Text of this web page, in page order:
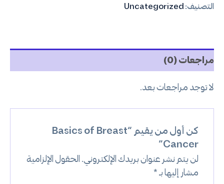
التصنيف: Uncategorized
مراجعات (0)
لا توجد مراجعات بعد.
كن أول من يقيم “Basics of Breast
Cancer”
لن يتم نشر عنوان بريدك الإلكتروني. الحقول الإلزامية
مشار إليها بـ*